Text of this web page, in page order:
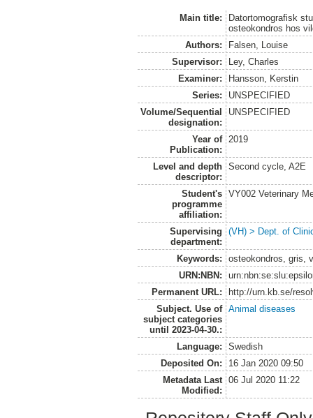
Main title:
Datortomografisk
osteokondros hos
Authors:
Falsen, Louise
Supervisor:
Ley, Charles
Examiner:
Hansson, Kerstin
Series:
UNSPECIFIED
Volume/Sequential
designation:
UNSPECIFIED
Year of
Publication:
2019
Level and depth
descriptor:
Second cycle, A2E
Student's
programme
affiliation:
VY002 Veterinary
Supervising
department:
(VH) > Dept. of
Keywords:
osteokondros, gris,
URN:NBN:
Permanent URL:
http://urn.kb.se/
Subject. Use of
subject categories
until 2023-04-30.:
Animal diseases
Language:
Swedish
Deposited On:
16 Jan 2020 09:50
Metadata Last
Modified:
06 Jul 2020 11:22